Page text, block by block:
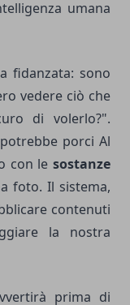
umana
fidanzata: sono
vedere ciò che
di volerlo?".
porci Al
con le sostanze
foto. Il sistema,
contenuti
la nostra
prima di